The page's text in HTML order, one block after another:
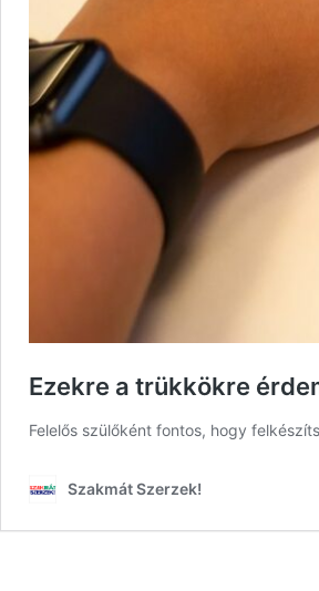
Ezekre a trükkökre
Felelős szülőként fontos, hogy
Szakmát Szerzek!